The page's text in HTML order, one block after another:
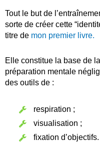
Tout le but de
sorte de créer cette
titre de mon premier livre.
Elle constitue la base de
préparation mentale
des outils de :
respiration ;
visualisation ;
fixation d’objectifs.